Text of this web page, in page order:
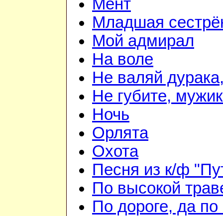
Мент
Младшая
Мой адмирал
На воле
Не валяй
Не губите,
Ночь
Орлята
Охота
Песня из к/ф
По высокой
По дороге, да по